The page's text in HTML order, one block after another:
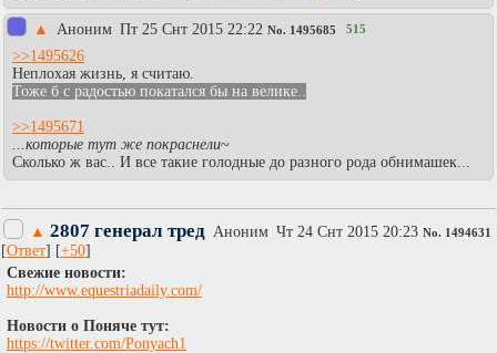
▲ Aнoним Пт 25 Снт 2015 22:22 No. 1495685 515
>>1495626
Неплохая жизнь, я считаю.
Тоже б с радостью покатался бы на велике..
>>1495671
...которые тут же покраснели~
Сколько ж вас.. И все такие голодные до разного рода обнимашек...
▲ 2807 генерал тред Аноним Чт 24 Снт 2015 20:23 No. 1494631
[Ответ] [+50]
Свежие новости:
http://www.equestriadaily.com/
Новости о Поняче тут:
https://twitter.com/Ponyach1